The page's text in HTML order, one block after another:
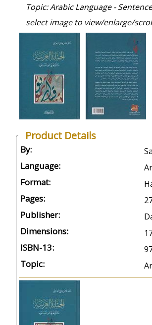
Topic: Arabic Language -
select image to view/enlarge/
Product Details
By:
Language:
Format:
Pages:
Publisher:
Dimensions:
ISBN-13:
Topic: